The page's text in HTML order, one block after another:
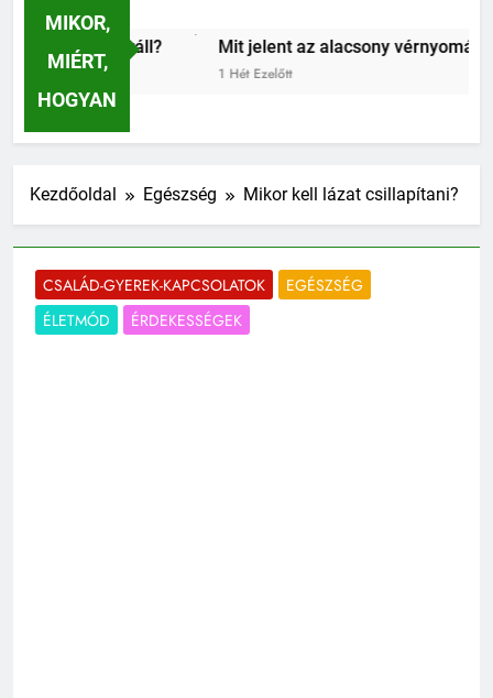
MIKOR,
MIÉRT,
HOGYAN
fáj a váll?
Ezelőtt
Mit jelent az alacsony vérnyomás?
1 Hét Ezelőtt
Kezdőoldal Egészség Mikor kell lázat csillapítani?
CSALÁD-GYEREK-KAPCSOLATOK
EGÉSZSÉG
ÉLETMÓD
ÉRDEKESSÉGEK